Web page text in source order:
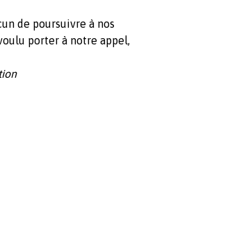
de poursuivre à nos
porter à notre appel,